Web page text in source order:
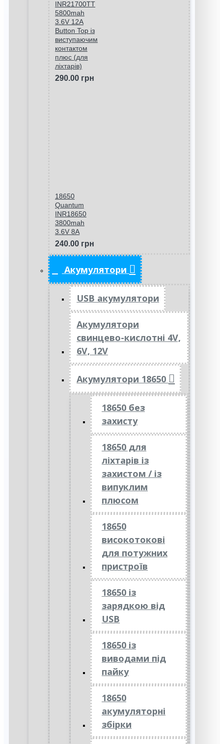
INR21700TT
5800mah
3.6V 12A
Button Top із
виступаючим
контактом
плюс (для
ліхтарів)
290.00 грн
18650
Quantum
INR18650
3800mah
3.6V 8A
240.00 грн
Акумулятори
USB акумулятори
Акумулятори
свинцево-кислотні 4V,
6V, 12V
Акумулятори 18650
18650 без
захисту
18650 для
ліхтарів із
захистом / із
випуклим
плюсом
18650
високотокові
для потужних
пристроїв
18650 із
зарядкою від
USB
18650 із
виводами під
пайку
18650
акумуляторні
збірки